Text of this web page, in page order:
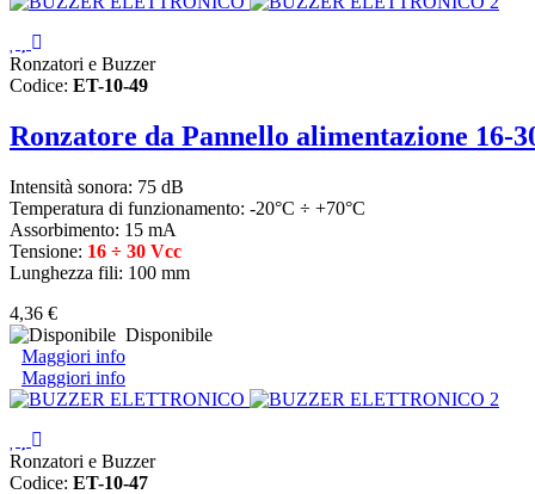
Ronzatori e Buzzer
Codice: ET-10-49
Ronzatore da Pannello alimentazione 16-
Intensità sonora: 75 dB
Temperatura di funzionamento: -20°C ÷ +70°C
Assorbimento: 15 mA
Tensione: 16 ÷ 30 Vcc
Lunghezza fili: 100 mm
4,36 €
Disponibile
Maggiori info
Maggiori info
Ronzatori e Buzzer
Codice: ET-10-47